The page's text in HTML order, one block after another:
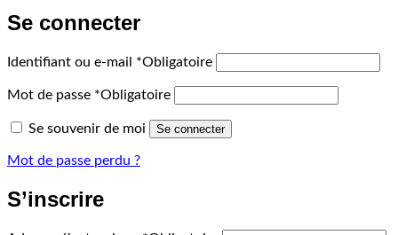
Se connecter
Identifiant ou e-mail *Obligatoire
Mot de passe *Obligatoire
Se souvenir de moi Se connecter
Mot de passe perdu ?
S’inscrire